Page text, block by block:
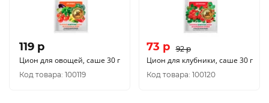
119 p
Цион для овощей, саше 30 г
Код товара: 100119
73 p 92 p
Цион для клубники, саше 30 г
Код товара: 100120